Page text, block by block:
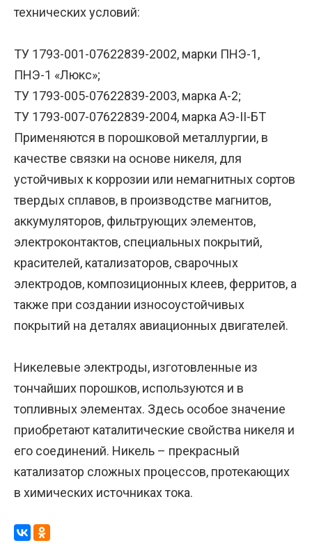
технических условий:
ТУ 1793-001-07622839-2002, марки ПНЭ-1,
ПНЭ-1 «Люкс»;
ТУ 1793-005-07622839-2003, марка А-2;
ТУ 1793-007-07622839-2004, марка АЭ-II-БТ
Применяются в порошковой металлургии, в
качестве связки на основе никеля, для
устойчивых к коррозии или немагнитных сортов
твердых сплавов, в производстве магнитов,
аккумуляторов, фильтрующих элементов,
электроконтактов, специальных покрытий,
красителей, катализаторов, сварочных
электродов, композиционных клеев, ферритов, а
также при создании износоустойчивых
покрытий на деталях авиационных двигателей.
Никелевые электроды, изготовленные из
тончайших порошков, используются и в
топливных элементах. Здесь особое значение
приобретают каталитические свойства никеля и
его соединений. Никель – прекрасный
катализатор сложных процессов, протекающих
в химических источниках тока.